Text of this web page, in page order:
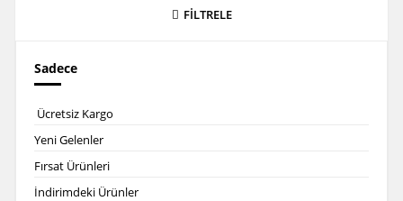
FİLTRELE
Sadece
Ücretsiz Kargo
Yeni Gelenler
Fırsat Ürünleri
İndirimdeki Ürünler